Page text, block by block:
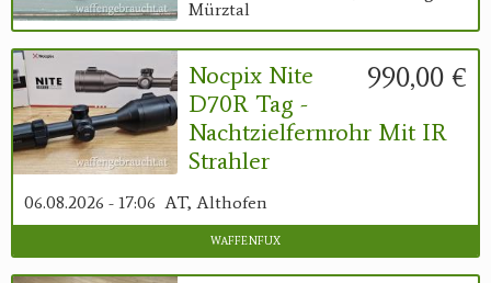
Mürztal
990,00 €
Nocpix Nite
D70R Tag -
Nachtzielfernrohr Mit IR
Strahler
06.08.2026 - 17:06 AT, Althofen
waffenfux